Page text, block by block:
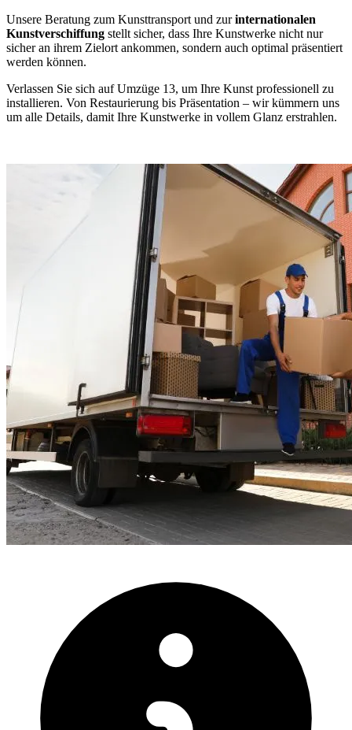
Unsere Beratung zum Kunsttransport und zurinternationalen
Kunstverschiffung stellt sicher, dass Ihre Kunstwerke nicht nur
sicher an ihrem Zielort ankommen, sondern auch optimal präsentiert
werden können.
Verlassen Sie sich auf Umzüge 13, um Ihre Kunst professionell zu
installieren. Von Restaurierung bis Präsentation – wir kümmern uns
um alle Details, damit Ihre Kunstwerke in vollem Glanz erstrahlen.